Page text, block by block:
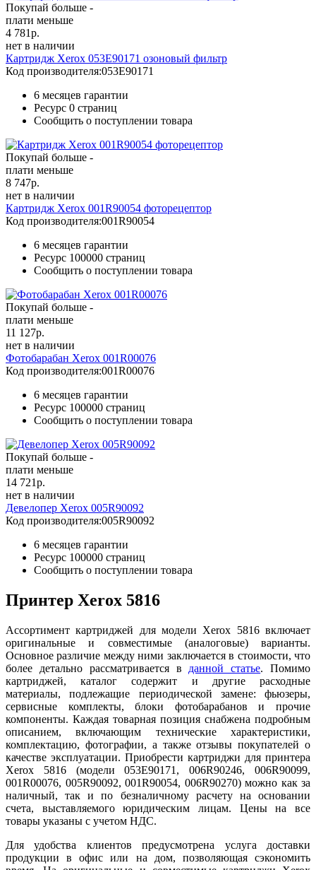
Покупай больше -
плати меньше
4 781р.
нет в наличии
Картридж Xerox 053E90171 озоновый фильтр
Код производителя:053E90171
6 месяцев гарантии
Ресурс 0 страниц
Сообщить о поступлении товара
Покупай больше -
плати меньше
8 747р.
нет в наличии
Картридж Xerox 001R90054 фоторецептор
Код производителя:001R90054
6 месяцев гарантии
Ресурс 100000 страниц
Сообщить о поступлении товара
Покупай больше -
плати меньше
11 127р.
нет в наличии
Фотобарабан Xerox 001R00076
Код производителя:001R00076
6 месяцев гарантии
Ресурс 100000 страниц
Сообщить о поступлении товара
Покупай больше -
плати меньше
14 721р.
нет в наличии
Девелопер Xerox 005R90092
Код производителя:005R90092
6 месяцев гарантии
Ресурс 100000 страниц
Сообщить о поступлении товара
Принтер Xerox 5816
Ассортимент картриджей для модели Xerox 5816 включает
оригинальные и совместимые (аналоговые) варианты.
Основное различие между ними заключается в стоимости, что
более детально рассматривается в данной статье. Помимо
картриджей, каталог содержит и другие расходные
материалы, подлежащие периодической замене: фьюзеры,
сервисные комплекты, блоки фотобарабанов и прочие
компоненты. Каждая товарная позиция снабжена подробным
описанием, включающим технические характеристики,
комплектацию, фотографии, а также отзывы покупателей о
качестве эксплуатации. Приобрести картриджи для принтера
Xerox 5816 (модели 053E90171, 006R90246, 006R90099,
001R00076, 005R90092, 001R90054, 006R90270) можно как за
наличный, так и по безналичному расчету на основании
счета, выставляемого юридическим лицам. Цены на все
товары указаны с учетом НДС.
Для удобства клиентов предусмотрена услуга доставки
продукции в офис или на дом, позволяющая сэкономить